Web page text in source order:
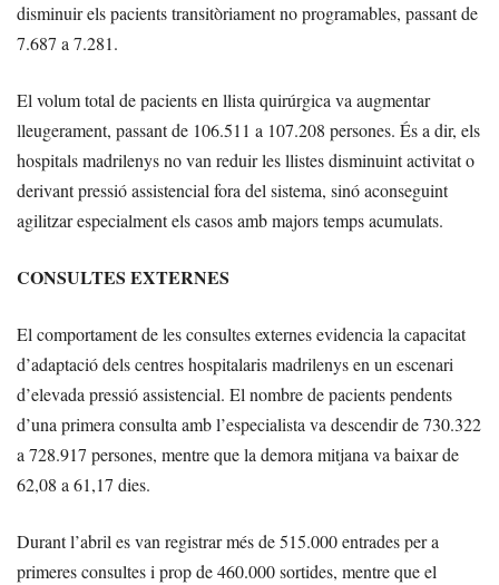
disminuir els pacients transitòriament no programables, passant de
7.687 a 7.281.
El volum total de pacients en llista quirúrgica va augmentar
lleugerament, passant de 106.511 a 107.208 persones. És a dir, els
hospitals madrilenys no van reduir les llistes disminuint activitat o
derivant pressió assistencial fora del sistema, sinó aconseguint
agilitzar especialment els casos amb majors temps acumulats.
CONSULTES EXTERNES
El comportament de les consultes externes evidencia la capacitat
d’adaptació dels centres hospitalaris madrilenys en un escenari
d’elevada pressió assistencial. El nombre de pacients pendents
d’una primera consulta amb l’especialista va descendir de 730.322
a 728.917 persones, mentre que la demora mitjana va baixar de
62,08 a 61,17 dies.
Durant l’abril es van registrar més de 515.000 entrades per a
primeres consultes i prop de 460.000 sortides, mentre que el